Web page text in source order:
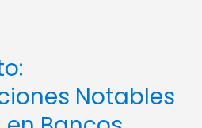
Notables